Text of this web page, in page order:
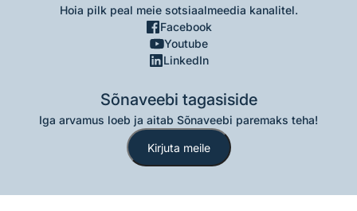
Hoia pilk peal meie sotsiaalmeedia kanalitel.
Facebook
Youtube
LinkedIn
Sõnaveebi tagasiside
Iga arvamus loeb ja aitab Sõnaveebi paremaks teha!
Kirjuta meile